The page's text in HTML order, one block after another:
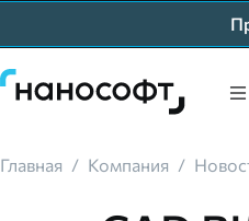
Главная / Компания /